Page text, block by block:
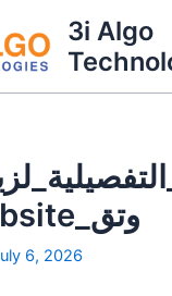
3i Algo
visit_website_وتق
6, 2026